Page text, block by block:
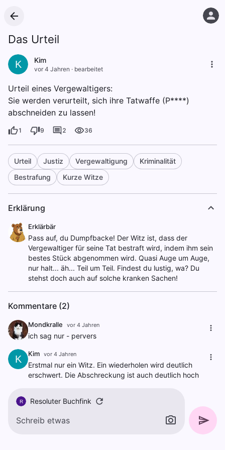
Das Urteil
K Kim
vor 4 Jahren · bearbeitet
Urteil eines Vergewaltigers:
Sie werden verurteilt, sich ihre Tatwaffe (P****)
abschneiden zu lassen!
1 9 2 36
Urteil Justiz Vergewaltigung
Kriminalität
Bestrafung
Kurze Witze
Erklärung
Erklärbär
Pass auf, du Dumpfbacke! Der Witz ist, dass der
Vergewaltiger für seine Tat bestraft wird, indem ihm sein
bestes Stück abgenommen wird. Quasi Auge um Auge,
nur halt... äh... Teil um Teil. Findest du lustig, wa? Du
stehst doch auch auf solche kranken Sachen!
Kommentare (2)
Mondkralle vor 4 Jahren
ich sag nur - pervers
K Kim vor 4 Jahren
Erstmal nur ein Witz. Ein wiederholen wird deutlich
erschwert. Die Abschreckung ist auch deutlich hoch
R Resoluter Buchfink